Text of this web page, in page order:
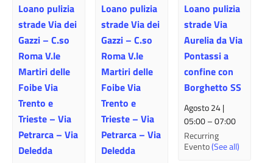
Loano pulizia
strade Via dei
Gazzi – C.so
Roma V.le
Martiri delle
Foibe Via
Trento e
Trieste – Via
Petrarca – Via
Deledda
Loano pulizia
strade Via dei
Gazzi – C.so
Roma V.le
Martiri delle
Foibe Via
Trento e
Trieste – Via
Petrarca – Via
Deledda
Loano pulizia
strade Via
Aurelia da Via
Pontassi a
confine con
Borghetto SS
Agosto 24 |
05:00–07:00
Recurring
Evento(See all)